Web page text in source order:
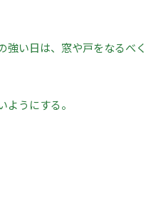
強い日は、窓や戸をなるべく
うにする。